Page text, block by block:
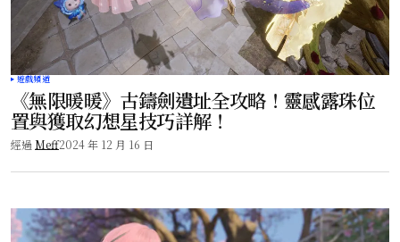
遊戲頻道
《無限暖暖》古鑄劍遺址全攻略！靈感露珠位
置與獲取幻想星技巧詳解！
經過 Meff2024 年 12 月 16 日